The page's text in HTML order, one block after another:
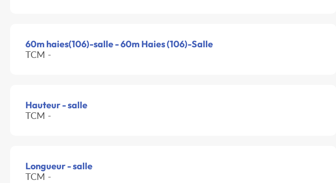
60m haies(106)-salle - 60m Haies (106)-Salle
TCM -
Hauteur - salle
TCM -
Longueur - salle
TCM -